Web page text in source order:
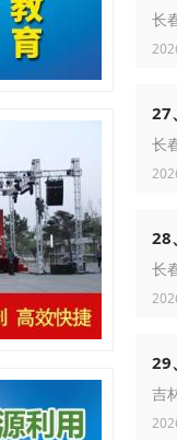
长
27
长
28
长
29
吉